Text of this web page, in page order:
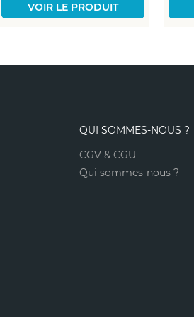
VOIR LE PRODUIT
QUI SOMMES-NOUS ?
CGV & CGU
Qui sommes-nous ?